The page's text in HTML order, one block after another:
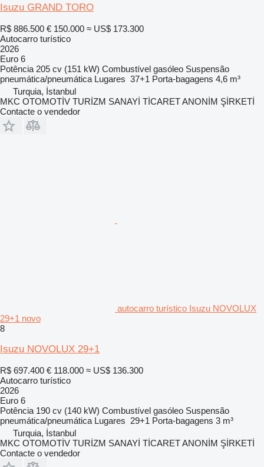
Isuzu GRAND TORO
R$ 886.500 € 150.000 ≈ US$ 173.300
Autocarro turístico
2026
Euro 6
Potência 205 cv (151 kW) Combustível gasóleo Suspensão
pneumática/pneumática Lugares 37+1 Porta-bagagens 4,6 m³
Turquia, İstanbul
MKC OTOMOTİV TURİZM SANAYİ TİCARET ANONİM ŞİRKETİ
Contacte o vendedor
autocarro turístico Isuzu NOVOLUX
29+1 novo
8
Isuzu NOVOLUX 29+1
R$ 697.400 € 118.000 ≈ US$ 136.300
Autocarro turístico
2026
Euro 6
Potência 190 cv (140 kW) Combustível gasóleo Suspensão
pneumática/pneumática Lugares 29+1 Porta-bagagens 3 m³
Turquia, İstanbul
MKC OTOMOTİV TURİZM SANAYİ TİCARET ANONİM ŞİRKETİ
Contacte o vendedor